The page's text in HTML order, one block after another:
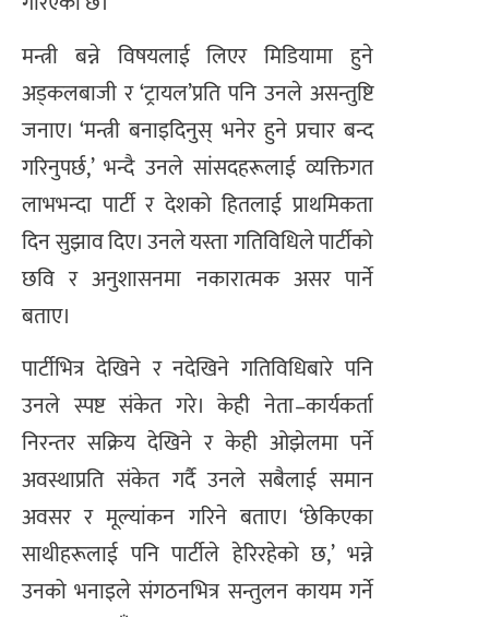
मन्त्री बन्ने विषयलाई लिएर मिडियामा हुने
अड्कलबाजी र ‘ट्रायल’प्रति पनि उनले असन्तुष्टि
जनाए। ‘मन्त्री बनाइदिनुस् भनेर हुने प्रचार बन्द
गरिनुपर्छ,’ भन्दै उनले सांसदहरूलाई व्यक्तिगत
लाभभन्दा पार्टी र देशको हितलाई प्राथमिकता
दिन सुझाव दिए। उनले यस्ता गतिविधिले पार्टीको
छवि र अनुशासनमा नकारात्मक असर पार्ने
बताए।
पार्टीभित्र देखिने र नदेखिने गतिविधिबारे पनि
उनले स्पष्ट संकेत गरे। केही नेता–कार्यकर्ता
निरन्तर सक्रिय देखिने र केही ओझेलमा पर्ने
अवस्थाप्रति संकेत गर्दै उनले सबैलाई समान
अवसर र मूल्यांकन गरिने बताए। ‘छेकिएका
साथीहरूलाई पनि पार्टीले हेरिरहेको छ,’ भन्ने
उनको भनाइले संगठनभित्र सन्तुलन कायम गर्ने